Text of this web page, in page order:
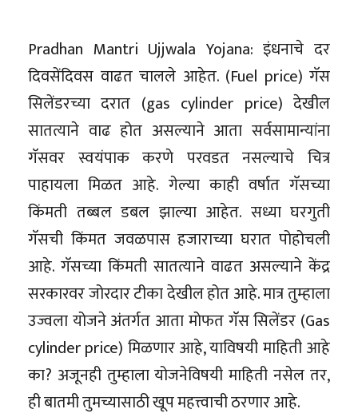
Pradhan Mantri Ujjwala Yojana: इंधनाचे दर
दिवसेंदिवस वाढत चालले आहेत. (Fuel price) गॅस
सिलेंडरच्या दरात (gas cylinder price) देखील
सातत्याने वाढ होत असल्याने आता सर्वसामान्यांना
गॅसवर स्वयंपाक करणे परवडत नसल्याचे चित्र
पाहायला मिळत आहे. गेल्या काही वर्षात गॅसच्या
किंमती तब्बल डबल झाल्या आहेत. सध्या घरगुती
गॅसची किंमत जवळपास हजाराच्या घरात पोहोचली
आहे. गॅसच्या किंमती सातत्याने वाढत असल्याने केंद्र
सरकारवर जोरदार टीका देखील होत आहे. मात्र तुम्हाला
उज्वला योजने अंतर्गत आता मोफत गॅस सिलेंडर (Gas
cylinder price) मिळणार आहे, याविषयी माहिती आहे
का? अजूनही तुम्हाला योजनेविषयी माहिती नसेल तर,
ही बातमी तुमच्यासाठी खूप महत्त्वाची ठरणार आहे.